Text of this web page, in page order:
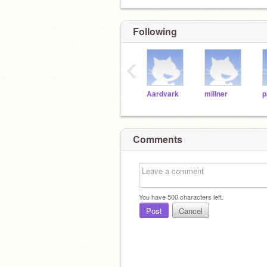
Following
Aardvark millner
‹
Comments
You have500characters left.
Post Cancel